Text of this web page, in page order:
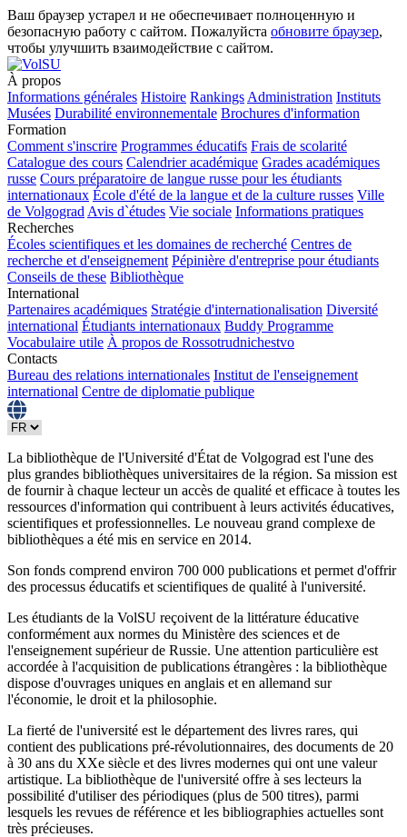
Ваш браузер устарел и не обеспечивает полноценную и
безопасную работу с сайтом. Пожалуйста обновите браузер,
чтобы улучшить взаимодействие с сайтом.
À propos
Informations générales Histoire Rankings Administration Instituts
Musées Durabilité environnementale Brochures d'information
Formation
Comment s'inscrire Programmes éducatifs Frais de scolarité
Catalogue des cours Calendrier académique Grades académiques
russe Cours préparatoire de langue russe pour les étudiants
internationaux École d'été de la langue et de la culture russes Ville
de Volgograd Avis d`études Vie sociale Informations pratiques
Recherches
Écoles scientifiques et les domaines de recherché Centres de
recherche et d'enseignement Pépinière d'entreprise pour étudiants
Conseils de these Bibliothèque
International
Partenaires académiques Stratégie d'internationalisation Diversité
international Étudiants internationaux Buddy Programme
Vocabulaire utile À propos de Rossotrudnichestvo
Contacts
Bureau des relations internationales Institut de l'enseignement
international Centre de diplomatie publique
La bibliothèque de l'Université d'État de Volgograd est l'une des
plus grandes bibliothèques universitaires de la région. Sa mission est
de fournir à chaque lecteur un accès de qualité et efficace à toutes les
ressources d'information qui contribuent à leurs activités éducatives,
scientifiques et professionnelles. Le nouveau grand complexe de
bibliothèques a été mis en service en 2014.
Son fonds comprend environ 700 000 publications et permet d'offrir
des processus éducatifs et scientifiques de qualité à l'université.
Les étudiants de la VolSU reçoivent de la littérature éducative
conformément aux normes du Ministère des sciences et de
l'enseignement supérieur de Russie. Une attention particulière est
accordée à l'acquisition de publications étrangères : la bibliothèque
dispose d'ouvrages uniques en anglais et en allemand sur
l'économie, le droit et la philosophie.
La fierté de l'université est le département des livres rares, qui
contient des publications pré-révolutionnaires, des documents de 20
à 30 ans du XXe siècle et des livres modernes qui ont une valeur
artistique. La bibliothèque de l'université offre à ses lecteurs la
possibilité d'utiliser des périodiques (plus de 500 titres), parmi
lesquels les revues de référence et les bibliographies actuelles sont
très précieuses.